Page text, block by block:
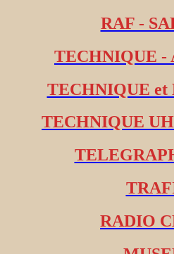
RAF -
TECHNIQUE -
TECHNIQUE et
TECHNIQUE
RADIO